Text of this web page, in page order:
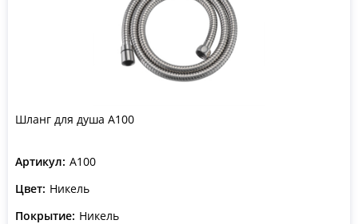
Шланг для душа A100
Артикул: A100
Цвет: Никель
Покрытие: Никель